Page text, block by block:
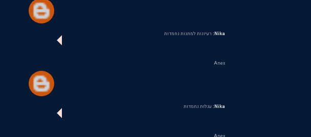
Nika: רעיונות למתנות נחמדות
Anex
Nika: עגלות נחמדות